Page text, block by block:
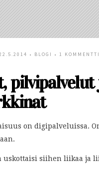
• BLOGI • 1 KOMMENTTI
pilvipalvelut
on digipalveluissa.
uskottaisi siihen liikaa ja